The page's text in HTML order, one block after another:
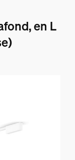
en L